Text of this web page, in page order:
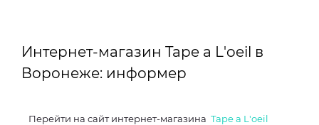
Интернет-магазин Tape a L'oeil в
Воронеже: информер
Перейти на сайт интернет-магазина Tape a L'oeil